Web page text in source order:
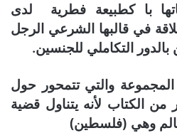
با كطبيعة فطرية لدى
في قالبها الشرعي الرجل
بالدور التكاملي للجنسين.
والتي تتمحور حول
من الكتاب لأنه يتناول قضية
وهي (فلسطين)